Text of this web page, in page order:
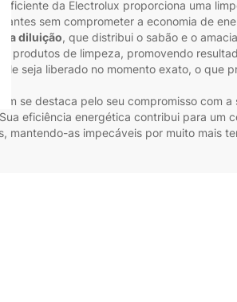
da Electrolux proporciona uma
sem comprometer a economia de
diluição, que distribui o sabão e o
produtos de limpeza, promovendo
ele seja liberado no momento exato, o que
se destaca pelo seu compromisso com
eficiência energética contribui para um
mantendo-as impecáveis por muito mais